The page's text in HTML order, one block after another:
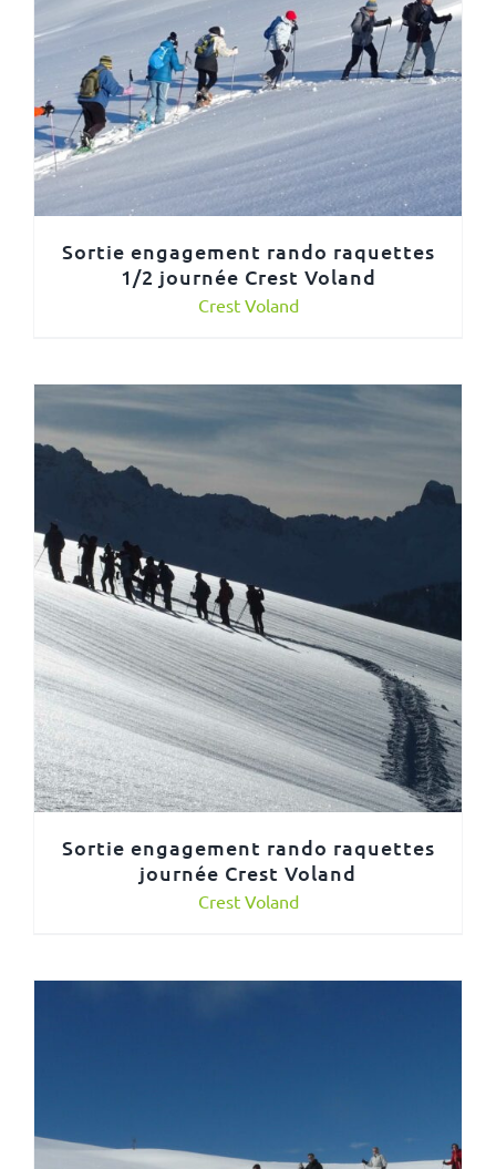
Sortie engagement rando raquettes
1/2 journée Crest Voland
Crest Voland
Sortie engagement rando raquettes
journée Crest Voland
Crest Voland